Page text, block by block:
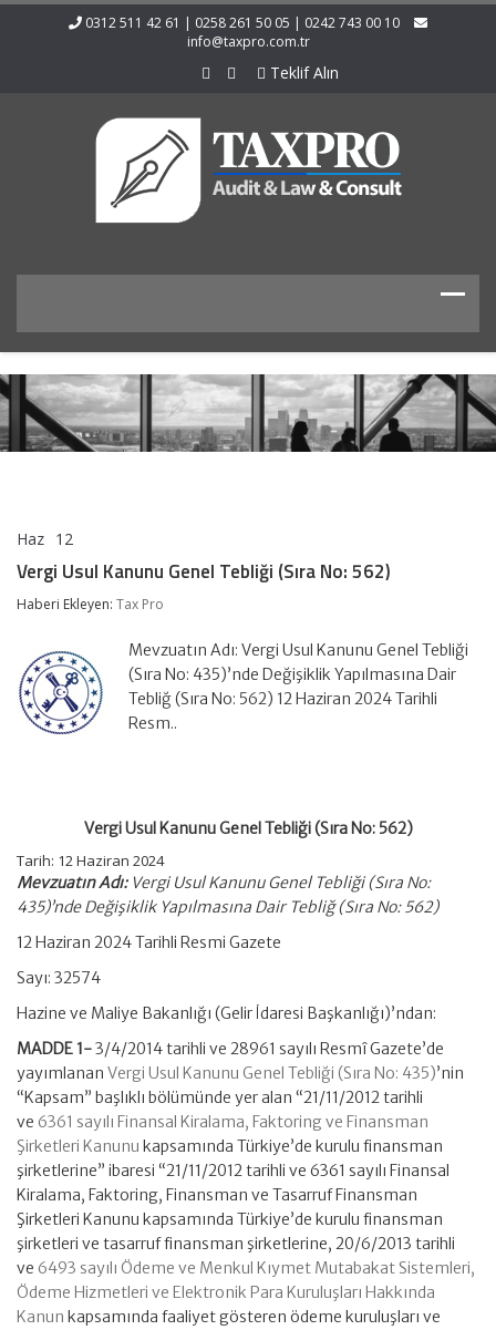
0312 511 42 61 | 0258 261 50 05 | 0242 743 00 10
info@taxpro.com.tr
Teklif Alın
Haz 12
Kanunu
Genel
Tebliği
562)
için
Vergi Usul Kanunu Genel Tebliği (Sıra No: 562)
Haberi Ekleyen: Tax Pro
Mevzuatın Adı: Vergi Usul Kanunu Genel Tebliği
(Sıra No: 435)’nde Değişiklik Yapılmasına Dair
Tebliğ (Sıra No: 562) 12 Haziran 2024 Tarihli
Resm..
Vergi Usul Kanunu Genel Tebliği (Sıra No: 562)
Tarih: 12 Haziran 2024
Mevzuatın Adı:Vergi Usul Kanunu Genel Tebliği (Sıra No:
435)’nde Değişiklik Yapılmasına Dair Tebliğ (Sıra No: 562)
12 Haziran 2024 Tarihli Resmi Gazete
Sayı: 32574
Hazine ve Maliye Bakanlığı (Gelir İdaresi Başkanlığı)’ndan:
MADDE 1-3/4/2014 tarihli ve 28961 sayılı Resmî Gazete’de
yayımlanan Vergi Usul Kanunu Genel Tebliği (Sıra No: 435)’nin
“Kapsam” başlıklı bölümünde yer alan “21/11/2012 tarihli
ve 6361 sayılı Finansal Kiralama, Faktoring ve Finansman
Şirketleri Kanunu kapsamında Türkiye’de kurulu finansman
şirketlerine” ibaresi “21/11/2012 tarihli ve 6361 sayılı Finansal
Kiralama, Faktoring, Finansman ve Tasarruf Finansman
Şirketleri Kanunu kapsamında Türkiye’de kurulu finansman
şirketleri ve tasarruf finansman şirketlerine, 20/6/2013 tarihli
ve 6493 sayılı Ödeme ve Menkul Kıymet Mutabakat Sistemleri,
Ödeme Hizmetleri ve Elektronik Para Kuruluşları Hakkında
Kanun kapsamında faaliyet gösteren ödeme kuruluşları ve